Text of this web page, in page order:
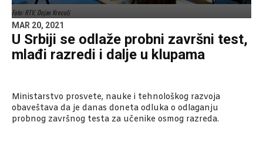
Foto: RTV, Dejan Kreculj
MAR 20, 2021
U Srbiji se odlaže probni završni test,
mlađi razredi i dalje u klupama
Ministarstvo prosvete, nauke i tehnološkog razvoja
obaveštava da je danas doneta odluka o odlaganju
probnog završnog testa za učenike osmog razreda.